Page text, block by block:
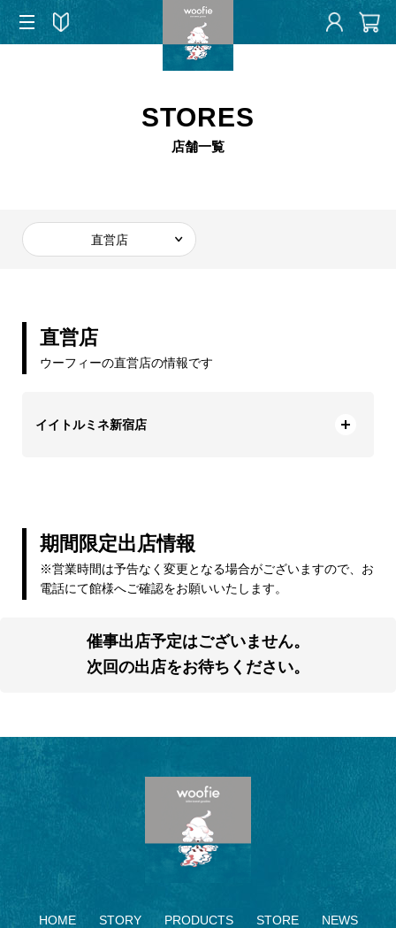
STORES
店舗一覧
直営店
直営店
ウーフィーの直営店の情報です
イイトルミネ新宿店
期間限定出店情報
※営業時間は予告なく変更となる場合がございますので、お
電話にて館様へご確認をお願いいたします。
催事出店予定はございません。
次回の出店をお待ちください。
HOME STORY PRODUCTS STORE NEWS